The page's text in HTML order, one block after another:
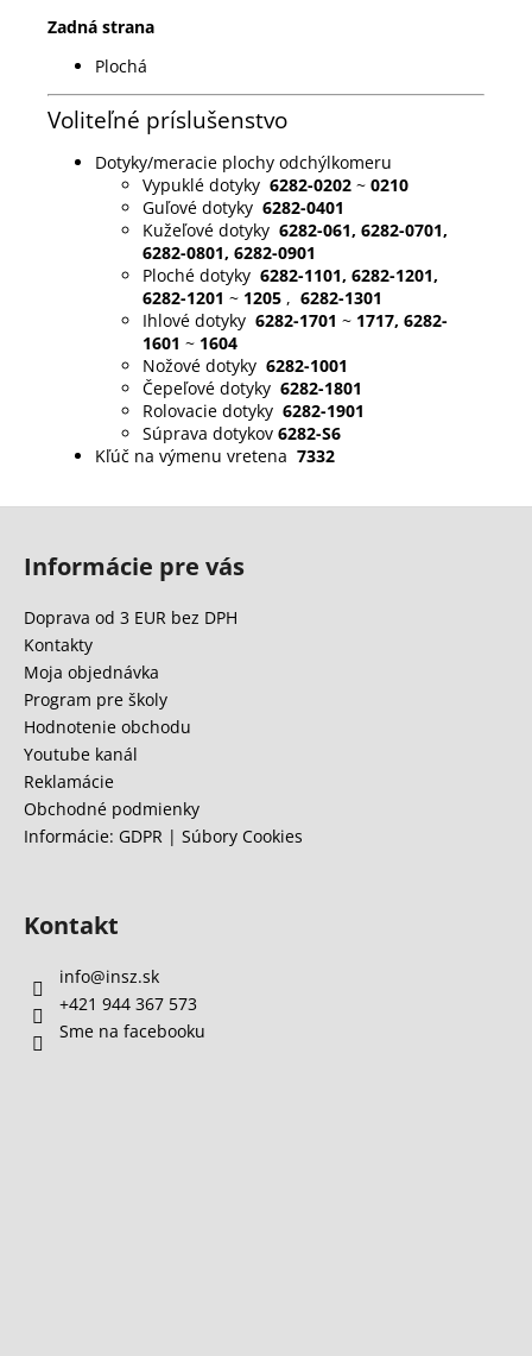
Zadná strana
Plochá
Voliteľné príslušenstvo
Dotyky/meracie plochy odchýlkomeru
Vypuklé dotyky 6282-0202 ~ 0210
Guľové dotyky 6282-0401
Kužeľové dotyky 6282-061, 6282-0701,
6282-0801, 6282-0901
Ploché dotyky 6282-1101, 6282-1201,
6282-1201 ~ 1205 , 6282-1301
Ihlové dotyky 6282-1701 ~ 1717, 6282-
1601 ~ 1604
Nožové dotyky 6282-1001
Čepeľové dotyky 6282-1801
Rolovacie dotyky 6282-1901
Súprava dotykov 6282-S6
Kľúč na výmenu vretena 7332
Informácie pre vás
Doprava od 3 EUR bez DPH
Kontakty
Moja objednávka
Program pre školy
Hodnotenie obchodu
Youtube kanál
Reklamácie
Obchodné podmienky
Informácie: GDPR | Súbory Cookies
Kontakt
info@insz.sk
+421 944 367 573
Sme na facebooku